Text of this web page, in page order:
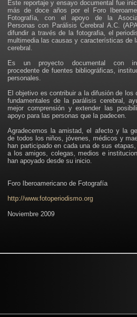
Este reportaje y ensayo documental fue
más de doce años por el Foro
Fotografía, con el apoyo de la
Personas con Parálisis Cerebral A.C.
difundir a través de la fotografia, el
multimedia las causas y características de
cerebral.
Es un proyecto documental con
procedente de fuentes bibliográficas,
personales.
El objetivo es contribuir a la difusión de los
fundamentales de la parálisis cerebral,
mejor comprensión y extender las
apoyo para las personas que la padecen.
Agradecemos la amistad, el afecto y la
de todos los niños, jóvenes, médicos y
han participado en cada una de sus
a los amigos, colegas, medios e
han apoyado desde su inicio.
Foro Iberoamericano de Fotografía
http://www.fotoperiodismo.org
Noviembre 2009